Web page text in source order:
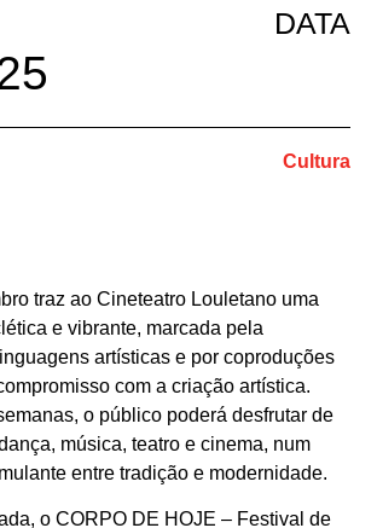
DATA
Cultura
traz ao Cineteatro Louletano uma
e vibrante, marcada pela
artísticas e por coproduções
com a criação artística.
o público poderá desfrutar de
música, teatro e cinema, num
entre tradição e modernidade.
o CORPO DE HOJE – Festival de